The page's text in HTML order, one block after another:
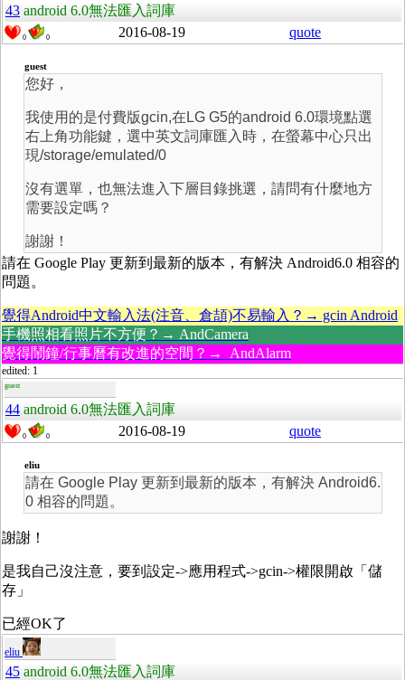
43 android 6.0無法匯入詞庫
0 0 2016-08-19 quote
guest
您好，
我使用的是付費版gcin,在LG G5的android 6.0環境點選
右上角功能鍵，選中英文詞庫匯入時，在螢幕中心只出
現/storage/emulated/0
沒有選單，也無法進入下層目錄挑選，請問有什麼地方
需要設定嗎？
謝謝！
請在 Google Play 更新到最新的版本，有解決 Android6.0 相容的
問題。
覺得Android中文輸入法(注音、倉頡)不易輸入？→ gcin Android
手機照相看照片不方便？→ AndCamera
覺得鬧鐘/行事曆有改進的空間？→ AndAlarm
edited: 1
guest
44 android 6.0無法匯入詞庫
0 0 2016-08-19 quote
eliu
請在 Google Play 更新到最新的版本，有解決 Android6.
0 相容的問題。
謝謝！
是我自己沒注意，要到設定->應用程式->gcin->權限開啟「儲
存」
已經OK了
eliu
45 android 6.0無法匯入詞庫